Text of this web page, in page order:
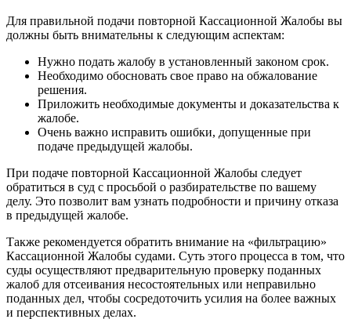
Для правильной подачи повторной Кассационной Жалобы вы
должны быть внимательны к следующим аспектам:
Нужно подать жалобу в установленный законом срок.
Необходимо обосновать свое право на обжалование
решения.
Приложить необходимые документы и доказательства к
жалобе.
Очень важно исправить ошибки, допущенные при
подаче предыдущей жалобы.
При подаче повторной Кассационной Жалобы следует
обратиться в суд с просьбой о разбирательстве по вашему
делу. Это позволит вам узнать подробности и причину отказа
в предыдущей жалобе.
Также рекомендуется обратить внимание на «фильтрацию»
Кассационной Жалобы судами. Суть этого процесса в том, что
суды осуществляют предварительную проверку поданных
жалоб для отсеивания несостоятельных или неправильно
поданных дел, чтобы сосредоточить усилия на более важных
и перспективных делах.